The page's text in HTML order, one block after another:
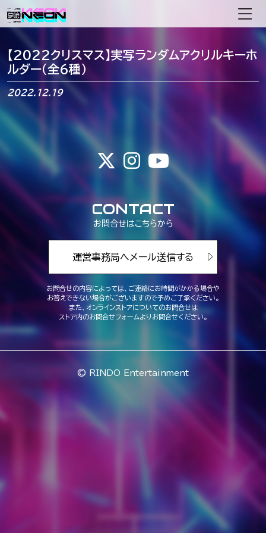
メインナビゲーション
【2022クリスマス】実写ランダムアクリルキーホ
ルダー（全6種）
2022.12.19
CONTACT
お問合せはこちらから
運営事務局へメール送信する
お問合せの内容によっては、ご連絡にお時間がかかる場合や
お答えできない場合がございますので予めご了承ください。
また、オンラインストアについてのお問合せは
ストア内のお問合せフォームよりお問合せください。
© RINDO Entertainment